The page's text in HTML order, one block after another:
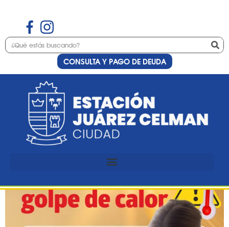
CONSULTA Y PAGO DE DEUDA
Etiqueta:el
OLA DE CALOR:
Recomendaciones